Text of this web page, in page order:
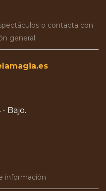
o contacta con
general
Bajo.
información